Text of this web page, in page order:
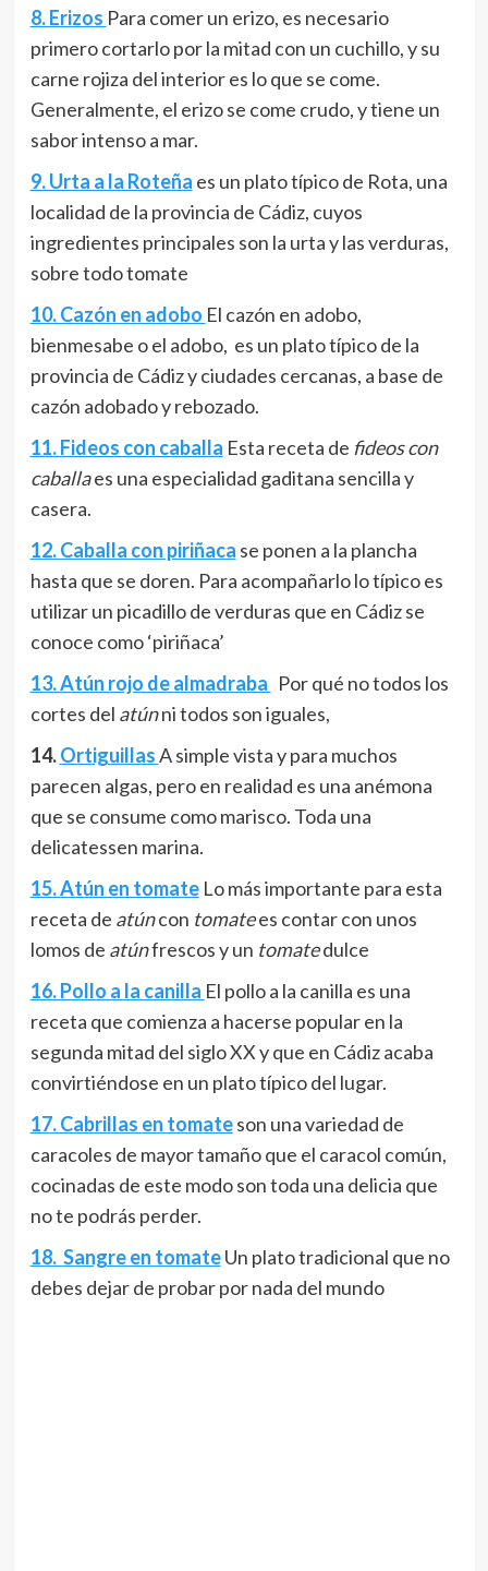
8. Erizos Para comer un erizo, es necesario
primero cortarlo por la mitad con un cuchillo, y su
carne rojiza del interior es lo que se come.
Generalmente, el erizo se come crudo, y tiene un
sabor intenso a mar.
9. Urta a la Roteña es un plato típico de Rota, una
localidad de la provincia de Cádiz, cuyos
ingredientes principales son la urta y las verduras,
sobre todo tomate
10. Cazón en adobo El cazón en adobo,
bienmesabe​​ o el adobo, ​ es un plato típico de la
provincia de Cádiz y ciudades cercanas, a base de
cazón adobado y rebozado.
11. Fideos con caballa Esta receta de fideos con
caballaes una especialidad gaditana sencilla y
casera.
12. Caballa con piriñaca se ponen a la plancha
hasta que se doren. Para acompañarlo lo típico es
utilizar un picadillo de verduras que en Cádiz se
conoce como ‘piriñaca’
13. Atún rojo de almadraba Por qué no todos los
cortes del atúnni todos son iguales,
14.OrtiguillasA simple vista y para muchos
parecen algas, pero en realidad es una anémona
que se consume como marisco. Toda una
delicatessen marina.
15. Atún en tomate Lo más importante para esta
receta de atúncon tomatees contar con unos
lomos de atúnfrescos y un tomatedulce
16. Pollo a la canilla El pollo a la canilla es una
receta que comienza a hacerse popular en la
segunda mitad del siglo XX y que en Cádiz acaba
convirtiéndose en un plato típico del lugar.
17. Cabrillas en tomate son una variedad de
caracoles de mayor tamaño que el caracol común,
cocinadas de este modo son toda una delicia que
no te podrás perder.
18. Sangre en tomate Un plato tradicional que no
debes dejar de probar por nada del mundo